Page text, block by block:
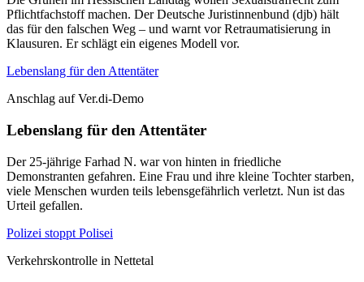
Pflichtfachstoff machen. Der Deutsche Juristinnenbund (djb) hält
das für den falschen Weg – und warnt vor Retraumatisierung in
Klausuren. Er schlägt ein eigenes Modell vor.
Lebenslang für den Attentäter
Anschlag auf Ver.di-Demo
Lebenslang für den Attentäter
Der 25-jährige Farhad N. war von hinten in friedliche
Demonstranten gefahren. Eine Frau und ihre kleine Tochter starben,
viele Menschen wurden teils lebensgefährlich verletzt. Nun ist das
Urteil gefallen.
Polizei stoppt Polisei
Verkehrskontrolle in Nettetal